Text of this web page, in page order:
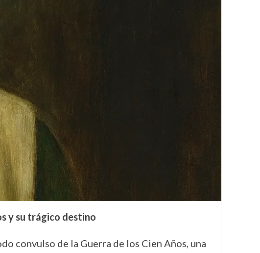
y su trágico destino
convulso de la Guerra de los Cien Años, una